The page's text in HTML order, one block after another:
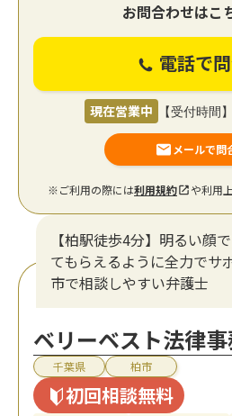
お問合わせはこ
電話で
現在営業中 【受付時
メールで問
※ご利用の際には利用規約 や利用
【柏駅徒歩4分】明るい顔
てもらえるように全力でサ
市で相談しやすい弁護士
ベリーベスト法律
千葉県 柏市
初回相談無料